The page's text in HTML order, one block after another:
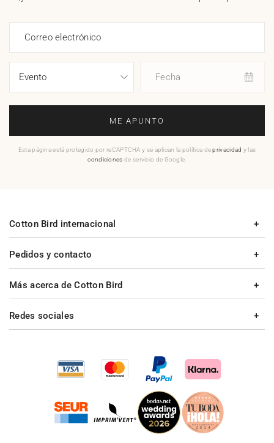
Correo electrónico
Fecha
ME APUNTO
Esta página está protegido por reCAPTCHA y se aplican la política deprivacidad y las
condiciones de servicio de Google.
Pedidos y contacto
Más acerca de Cotton Bird
Cotton Bird internacional
Redes sociales